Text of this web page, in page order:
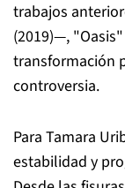
trabajos
(2019)—,
transformación
controversia.
Para Tamara
estabilidad y